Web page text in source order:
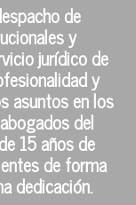
de
y
jurídico de
y
asuntos en los
del
15 años de
de forma
dedicación.